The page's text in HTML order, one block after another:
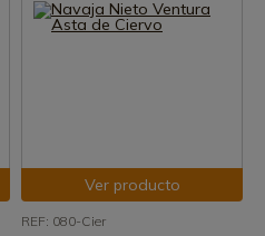
Ver producto
REF: 080-Cier